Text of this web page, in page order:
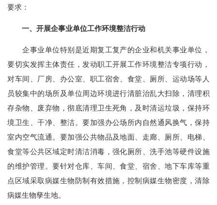
要求：
一、开展企事业单位工作环境整洁行动
企事业单位特别是近期复工复产的企业和机关事业单位，
要切实发挥主体责任，发动职工开展工作环境整洁专项行动，
对车间、厂房、办公室、职工宿舍、食堂、厕所、运动场等人
员较集中的场所及单位周边环境进行清脏治乱大扫除，清理积
存杂物、废弃物，彻底清理卫生死角，及时清运垃圾，保持环
境卫生、干净、整洁。要加强办公场所内自然通风换气，保持
室内空气流通。要加强公共物品及地面、走廊、厕所、电梯、
食堂等公共区域定时清洁消毒，强化厕所、洗手池等硬件设施
的维护管理。要针对仓库、车间、食堂、宿舍、地下车库等重
点区域采取病媒生物防制有效措施，控制病媒生物密度，清除
病媒生物孳生地。